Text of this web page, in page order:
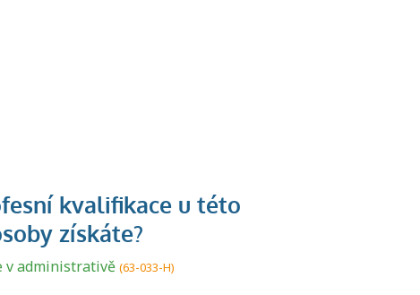
v administrativě (63-033-H)
U řady živností je
určitá kvalifikace.